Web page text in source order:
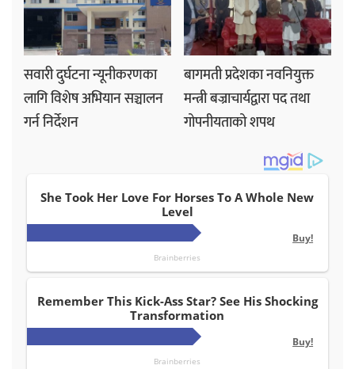
सवारी दुर्घटना न्यूनीकरणका
लागि विशेष अभियान सञ्चालन
गर्न निर्देशन
बागमती प्रदेशका नवनियुक्त
मन्त्री बज्राचार्यद्वारा पद तथा
गोपनीयताको शपथ